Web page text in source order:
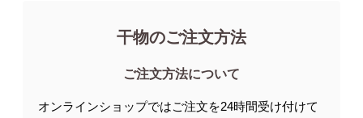
干物のご注文方法
ご注文方法について
オンラインショップではご注文を24時間受け付けて